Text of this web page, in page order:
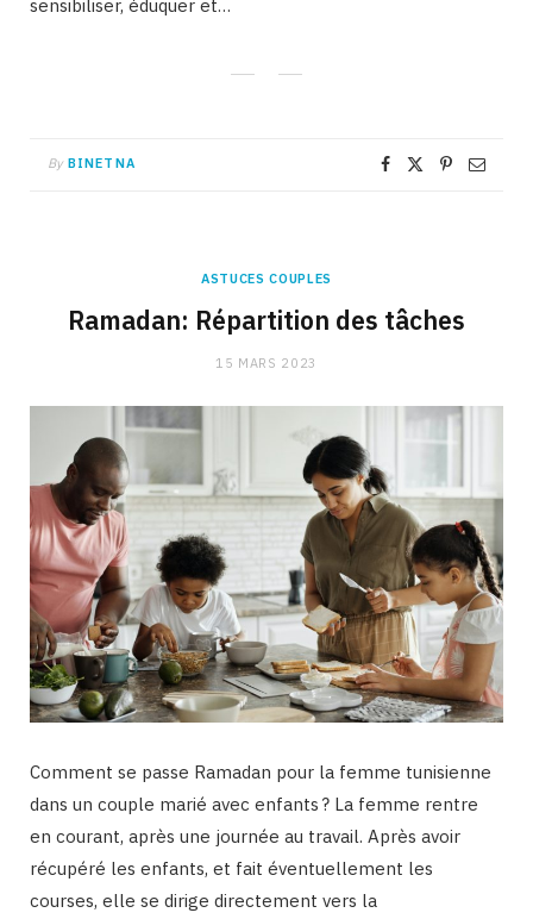
sensibiliser, éduquer et…
By BINETNA
ASTUCES COUPLES
Ramadan: Répartition des tâches
15 MARS 2023
Comment se passe Ramadan pour la femme tunisienne
dans un couple marié avec enfants ? La femme rentre
en courant, après une journée au travail. Après avoir
récupéré les enfants, et fait éventuellement les
courses, elle se dirige directement vers la